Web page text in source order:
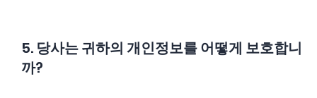
5. 당사는 귀하의 개인정보를 어떻게 보호합니
까?